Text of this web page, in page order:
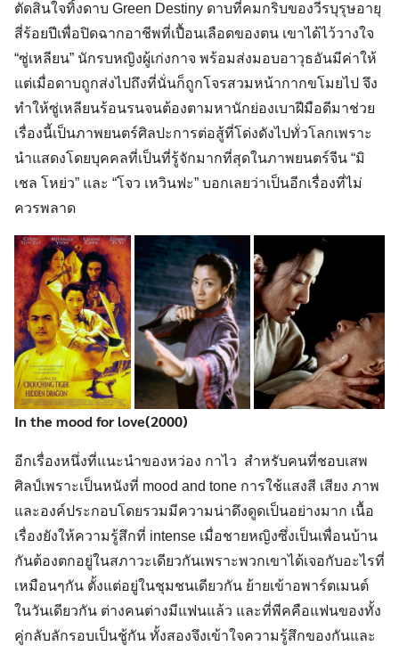
ตัดสินใจทิ้งดาบ Green Destiny ดาบที่คมกริบของวีรบุรุษอายุ
สี่ร้อยปีเพื่อปิดฉากอาชีพที่เปื้อนเลือดของตน เขาได้ไว้วางใจ
“ซู่เหลียน” นักรบหญิงผู้เก่งกาจ พร้อมส่งมอบอาวุธอันมีค่าให้
แต่เมื่อดาบถูกส่งไปถึงที่นั่นก็ถูกโจรสวมหน้ากากขโมยไป จึง
ทำให้ซู่เหลียนร้อนรนจนต้องตามหานักย่องเบาฝีมือดีมาช่วย
เรื่องนี้เป็นภาพยนตร์ศิลปะการต่อสู้ที่โด่งดังไปทั่วโลกเพราะ
นำแสดงโดยบุคคลที่เป็นที่รู้จักมากที่สุดในภาพยนตร์จีน “มิ
เชล โหย่ว” และ “โจว เหวินฟะ” บอกเลยว่าเป็นอีกเรื่องที่ไม่
ควรพลาด
In the mood for love(2000)
อีกเรื่องหนึ่งที่แนะนำของหว่อง กาไว สำหรับคนที่ชอบเสพ
ศิลป์เพราะเป็นหนังที่ mood and tone การใช้แสงสี เสียง ภาพ
และองค์ประกอบโดยรวมมีความน่าดึงดูดเป็นอย่างมาก เนื้อ
เรื่องยังให้ความรู้สึกที่ intense เมื่อชายหญิงซึ่งเป็นเพื่อนบ้าน
กันต้องตกอยู่ในสภาวะเดียวกันเพราะพวกเขาได้เจอกับอะไรที่
เหมือนๆกัน ตั้งแต่อยู่ในชุมชนเดียวกัน ย้ายเข้าอพาร์ตเมนต์
ในวันเดียวกัน ต่างคนต่างมีแฟนแล้ว และที่พีคคือแฟนของทั้ง
คู่กลับลักรอบเป็นชู้กัน ทั้งสองจึงเข้าใจความรู้สึกของกันและ